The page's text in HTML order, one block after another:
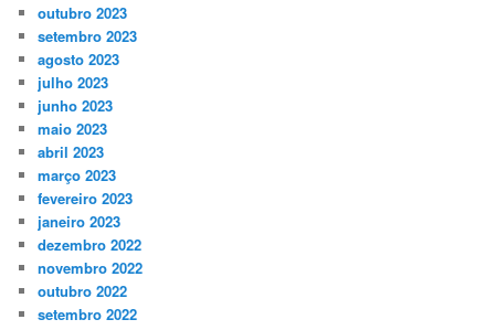
outubro 2023
setembro 2023
agosto 2023
julho 2023
junho 2023
maio 2023
abril 2023
março 2023
fevereiro 2023
janeiro 2023
dezembro 2022
novembro 2022
outubro 2022
setembro 2022